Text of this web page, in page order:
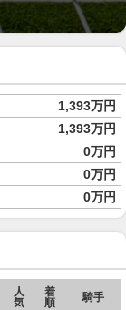
1,393万円
1,393万円
0万円
0万円
0万円
人
気
着
順
騎手